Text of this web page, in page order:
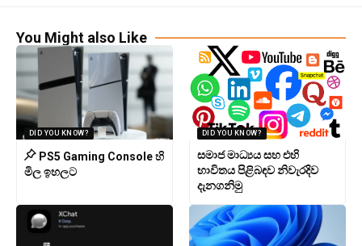
You Might also Like
DID YOU KNOW?
PS5 Gaming Console හි
මිල ඉහලට
DID YOU KNOW?
සමාජ මාධ්‍යය සහ එහි
භාවිතය පිළිබඳව නිවැරදිව
දැනගනිමු